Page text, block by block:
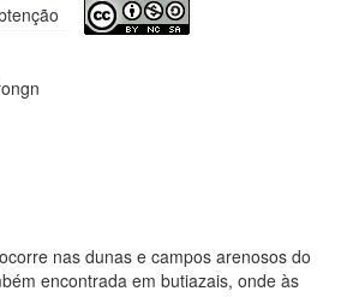
nas dunas e campos arenosos do
encontrada em butiazais, onde às